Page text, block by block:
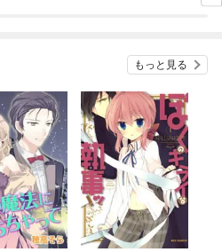
今
もっと見る